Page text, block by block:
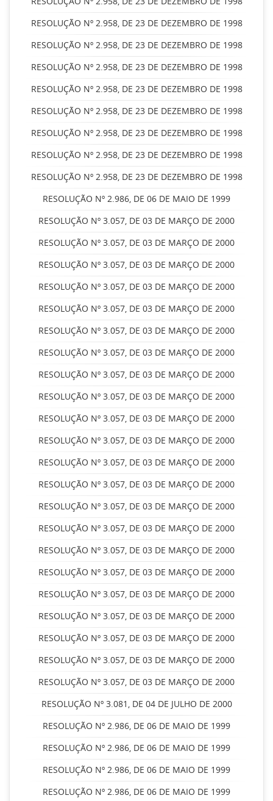
RESOLUÇÃO Nº 2.958, DE 23 DE DEZEMBRO DE 1998
RESOLUÇÃO Nº 2.958, DE 23 DE DEZEMBRO DE 1998
RESOLUÇÃO Nº 2.958, DE 23 DE DEZEMBRO DE 1998
RESOLUÇÃO Nº 2.958, DE 23 DE DEZEMBRO DE 1998
RESOLUÇÃO Nº 2.958, DE 23 DE DEZEMBRO DE 1998
RESOLUÇÃO Nº 2.958, DE 23 DE DEZEMBRO DE 1998
RESOLUÇÃO Nº 2.958, DE 23 DE DEZEMBRO DE 1998
RESOLUÇÃO Nº 2.958, DE 23 DE DEZEMBRO DE 1998
RESOLUÇÃO Nº 2.986, DE 06 DE MAIO DE 1999
RESOLUÇÃO Nº 3.057, DE 03 DE MARÇO DE 2000
RESOLUÇÃO Nº 3.057, DE 03 DE MARÇO DE 2000
RESOLUÇÃO Nº 3.057, DE 03 DE MARÇO DE 2000
RESOLUÇÃO Nº 3.057, DE 03 DE MARÇO DE 2000
RESOLUÇÃO Nº 3.057, DE 03 DE MARÇO DE 2000
RESOLUÇÃO Nº 3.057, DE 03 DE MARÇO DE 2000
RESOLUÇÃO Nº 3.057, DE 03 DE MARÇO DE 2000
RESOLUÇÃO Nº 3.057, DE 03 DE MARÇO DE 2000
RESOLUÇÃO Nº 3.057, DE 03 DE MARÇO DE 2000
RESOLUÇÃO Nº 3.057, DE 03 DE MARÇO DE 2000
RESOLUÇÃO Nº 3.057, DE 03 DE MARÇO DE 2000
RESOLUÇÃO Nº 3.057, DE 03 DE MARÇO DE 2000
RESOLUÇÃO Nº 3.057, DE 03 DE MARÇO DE 2000
RESOLUÇÃO Nº 3.057, DE 03 DE MARÇO DE 2000
RESOLUÇÃO Nº 3.057, DE 03 DE MARÇO DE 2000
RESOLUÇÃO Nº 3.057, DE 03 DE MARÇO DE 2000
RESOLUÇÃO Nº 3.057, DE 03 DE MARÇO DE 2000
RESOLUÇÃO Nº 3.057, DE 03 DE MARÇO DE 2000
RESOLUÇÃO Nº 3.057, DE 03 DE MARÇO DE 2000
RESOLUÇÃO Nº 3.057, DE 03 DE MARÇO DE 2000
RESOLUÇÃO Nº 3.057, DE 03 DE MARÇO DE 2000
RESOLUÇÃO Nº 3.057, DE 03 DE MARÇO DE 2000
RESOLUÇÃO Nº 3.081, DE 04 DE JULHO DE 2000
RESOLUÇÃO Nº 2.986, DE 06 DE MAIO DE 1999
RESOLUÇÃO Nº 2.986, DE 06 DE MAIO DE 1999
RESOLUÇÃO Nº 2.986, DE 06 DE MAIO DE 1999
RESOLUÇÃO Nº 2.986, DE 06 DE MAIO DE 1999